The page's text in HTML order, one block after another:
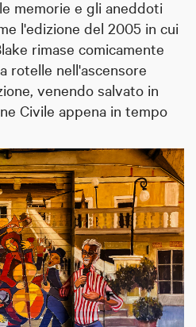
memorie e gli aneddoti
l'edizione del 2005 in cui
rimase comicamente
rotelle nell'ascensore
venendo salvato in
Civile appena in tempo